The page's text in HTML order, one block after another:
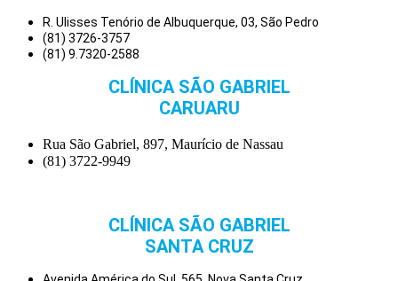
R. Ulisses Tenório de Albuquerque, 03, São Pedro
(81) 3726-3757
(81) 9.7320-2588
CLÍNICA SÃO GABRIEL
CARUARU
Rua São Gabriel, 897, Maurício de Nassau
(81) 3722-9949
CLÍNICA SÃO GABRIEL
SANTA CRUZ